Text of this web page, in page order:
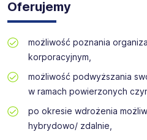
Oferujemy
możliwość poznania
korporacyjnym,
możliwość podwyższania
w ramach powierzonych
po okresie wdrożenia
hybrydowo/ zdalnie,